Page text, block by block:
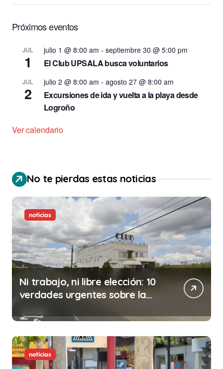
Próximos eventos
JUL
1
julio 1 @ 8:00 am - septiembre 30 @ 5:00 pm
El Club UPSALA busca voluntarios
JUL
2
julio 2 @ 8:00 am - agosto 27 @ 8:00 am
Excursiones de ida y vuelta a la playa desde
Logroño
Ver calendario
No te pierdas estas noticias
noticias
Ni trabajo, ni libre elección: 10
verdades urgentes sobre la
noticias